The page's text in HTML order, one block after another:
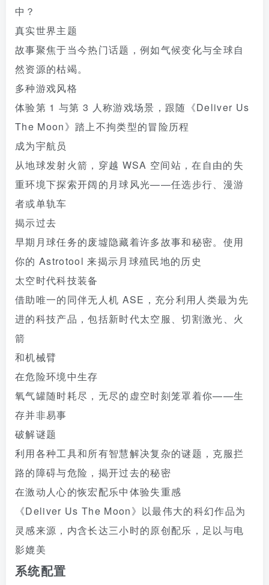
中？
真实世界主题
故事聚焦于当今热门话题，例如气候变化与全球自
然资源的枯竭。
多种游戏风格
体验第 1 与第 3 人称游戏场景，跟随《Deliver Us
The Moon》踏上不拘类型的冒险历程
成为宇航员
从地球发射火箭，穿越 WSA 空间站，在自由的失
重环境下探索开阔的月球风光——任选步行、漫游
者或单轨车
揭示过去
早期月球任务的废墟隐藏着许多故事和秘密。使用
你的 Astrotool 来揭示月球殖民地的历史
太空时代科技装备
借助唯一的同伴无人机 ASE，充分利用人类最为先
进的科技产品，包括新时代太空服、切割激光、火
箭
和机械臂
在危险环境中生存
氧气罐随时耗尽，无尽的虚空时刻笼罩着你——生
存并非易事
破解谜题
利用各种工具和所有智慧解决复杂的谜题，克服拦
路的障碍与危险，揭开过去的秘密
在激动人心的恢宏配乐中体验失重感
《Deliver Us The Moon》以最伟大的科幻作品为
灵感来源，内含长达三小时的原创配乐，足以与电
影媲美
系统配置